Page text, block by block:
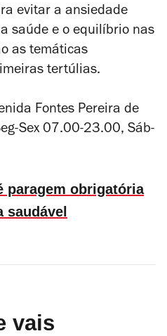
evitar a ansiedade
saúde e o equilíbrio nas
as temáticas
tertúlias.
Fontes Pereira de
Sex 07.00-23.00, Sáb-
paragem obrigatória
vais